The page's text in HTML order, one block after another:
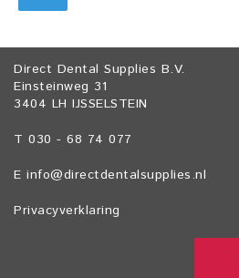
Direct Dental Supplies B.V.
Einsteinweg 31
3404 LH IJSSELSTEIN
T 030 - 68 74 077
E info@directdentalsupplies.nl
Privacyverklaring